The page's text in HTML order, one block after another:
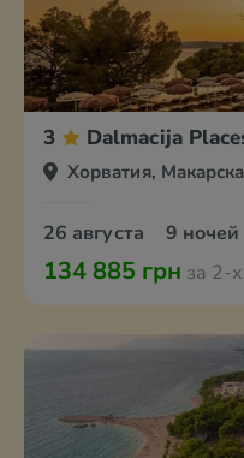
3 Dalmacija
Хорватия, Макарска
26 августа 9 ночей
134 885 грн за 2-х